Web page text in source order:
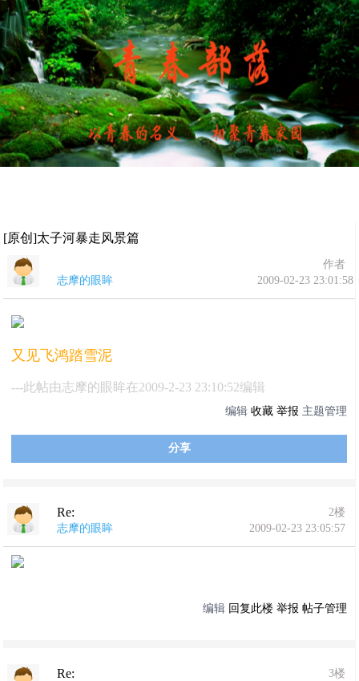
[原创]太子河暴走风景篇
作者
志摩的眼眸
2009-02-23 23:01:58
又见飞鸿踏雪泥
---此帖由志摩的眼眸在2009-2-23 23:10:52编辑
编辑 收藏 举报 主题管理
分享
Re:
2楼
志摩的眼眸
2009-02-23 23:05:57
编辑 回复此楼 举报 帖子管理
Re:
3楼